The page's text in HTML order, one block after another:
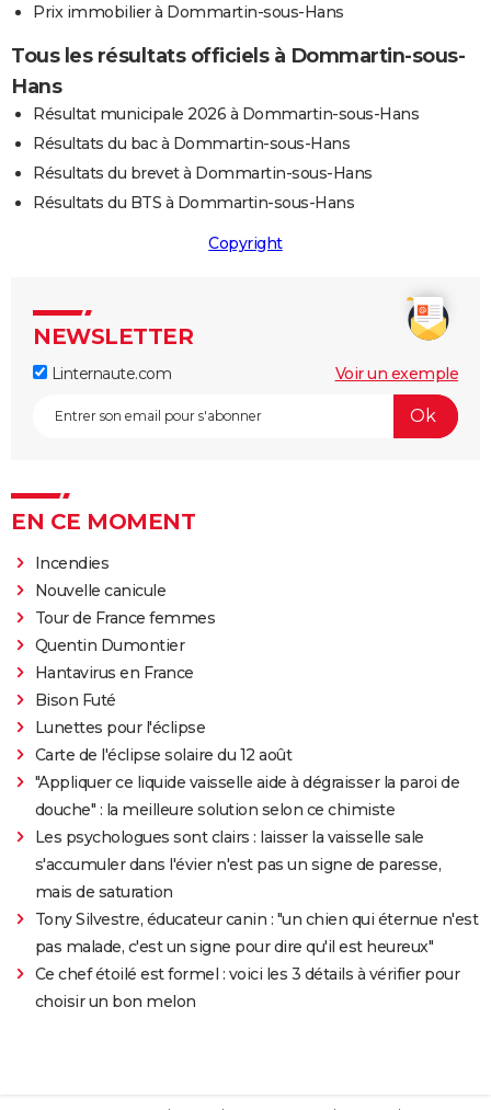
Prix immobilier à Dommartin-sous-Hans
Tous les résultats officiels à Dommartin-sous-
Hans
Résultat municipale 2026 à Dommartin-sous-Hans
Résultats du bac à Dommartin-sous-Hans
Résultats du brevet à Dommartin-sous-Hans
Résultats du BTS à Dommartin-sous-Hans
Copyright
NEWSLETTER
Linternaute.com Voir un exemple
EN CE MOMENT
Incendies
Nouvelle canicule
Tour de France femmes
Quentin Dumontier
Hantavirus en France
Bison Futé
Lunettes pour l'éclipse
Carte de l'éclipse solaire du 12 août
"Appliquer ce liquide vaisselle aide à dégraisser la paroi de
douche" : la meilleure solution selon ce chimiste
Les psychologues sont clairs : laisser la vaisselle sale
s'accumuler dans l'évier n'est pas un signe de paresse,
mais de saturation
Tony Silvestre, éducateur canin : "un chien qui éternue n'est
pas malade, c'est un signe pour dire qu'il est heureux"
Ce chef étoilé est formel : voici les 3 détails à vérifier pour
choisir un bon melon